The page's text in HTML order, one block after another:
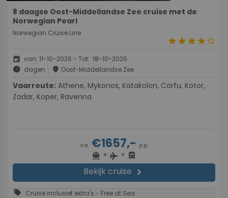
8 daagse Oost-Middellandse Zee cruise met de
Norwegian Pearl
Norwegian Cruise Line
starstarstarstarstar_border
event van: 11-10-2026 - Tot: 18-10-2026
schedule dagen place Oost-Middellandse Zee
Vaarroute:
Zadar, Koper, Ravenna
v.a.€1657,- p.p.
directions_boat + flight + directions_bus
Bekijk cruise chevron_right
sell Cruise inclusief extra's - Free at Sea